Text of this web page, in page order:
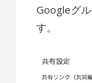
Googleグ
す。